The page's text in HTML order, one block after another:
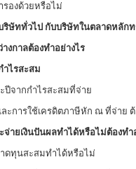
รองด้วยหรือไม่
ริษัททั่วไป กับบริษัทในตลาดหลัก
งกาลต้องทำอย่างไร
ำไรสะสม
ปีจากกำไรสะสมที่จ่าย
ะการใช้เครดิตภาษีหัก ณ ที่จ่าย ต้
ายเงินปันผลทำได้หรือไม่ต้องทำ
ดทุนสะสมทำได้หรือไม่